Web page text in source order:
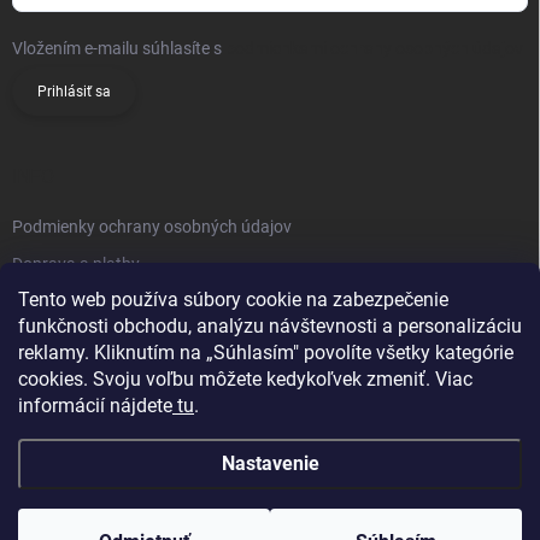
Tento web používa súbory cookie na zabezpečenie
funkčnosti obchodu, analýzu návštevnosti a personalizáciu
reklamy. Kliknutím na „Súhlasím" povolíte všetky kategórie
cookies. Svoju voľbu môžete kedykoľvek zmeniť. Viac
informácií nájdete tu.
Nastavenie
Vložením e-mailu súhlasíte s
Prihlásiť sa
Podmienky ochrany osobných údajov
Doprava a platby
Obchodné podmienky
Reklamačný poriadok
Vrátenie tovaru
Kontakty